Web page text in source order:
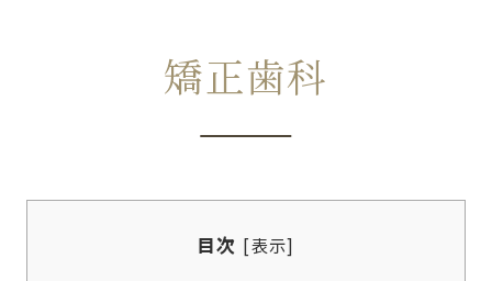
矯正歯科
目次 [表示]